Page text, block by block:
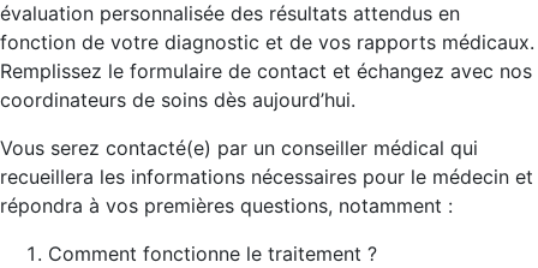
évaluation personnalisée des résultats attendus en
fonction de votre diagnostic et de vos rapports médicaux.
Remplissez le formulaire de contact et échangez avec nos
coordinateurs de soins dès aujourd’hui.
Vous serez contacté(e) par un conseiller médical qui
recueillera les informations nécessaires pour le médecin et
répondra à vos premières questions, notamment :
Comment fonctionne le traitement ?